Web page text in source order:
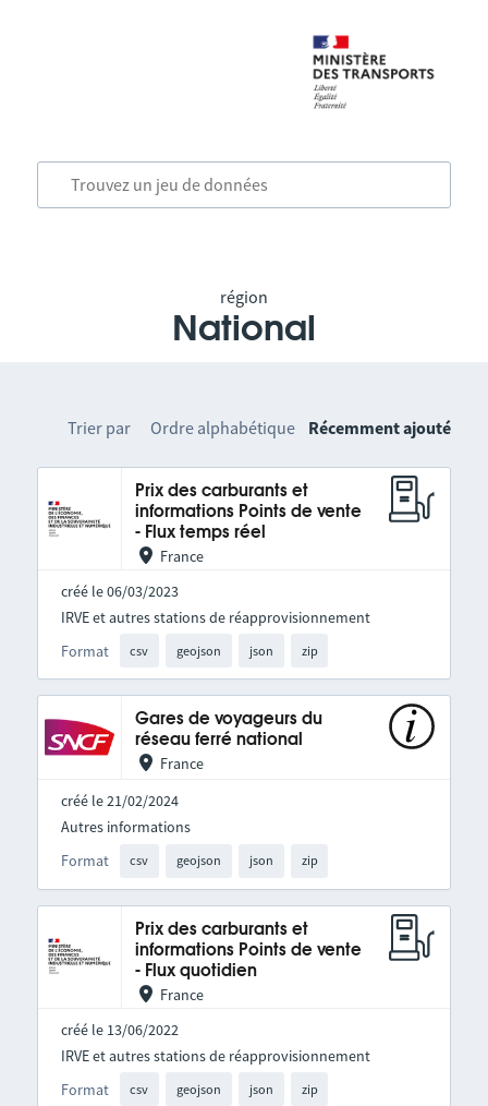
région
National
Trier par Ordre alphabétique Récemment ajouté
Prix des carburants et
informations Points de vente
- Flux temps réel
France
créé le 06/03/2023
Format csv geojson json zip
IRVE et autres stations de réapprovisionnement
Gares de voyageurs du
réseau ferré national
France
créé le 21/02/2024
Format csv geojson json zip
Autres informations
Prix des carburants et
informations Points de vente
- Flux quotidien
France
créé le 13/06/2022
Format csv geojson json zip
IRVE et autres stations de réapprovisionnement